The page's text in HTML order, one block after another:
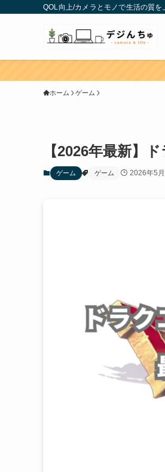
QOL向上/カメラとモノで生活の質
ホーム ゲーム
【2026年最新】
ゲーム ゲーム 2026年5